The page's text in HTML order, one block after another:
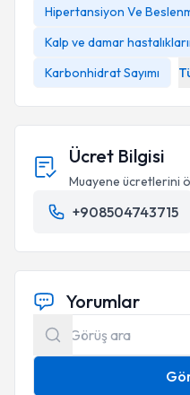
Hipertansiyon Ve
Kalp ve damar
Karbonhidrat Sayımı
Ücret Bilgisi
Muayene ücretlerini
+908504743715
Yorumlar